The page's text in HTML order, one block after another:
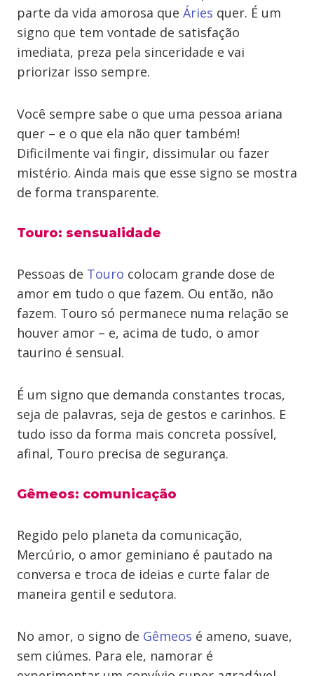
parte da vida amorosa que Áries quer. É um
signo que tem vontade de satisfação
imediata, preza pela sinceridade e vai
priorizar isso sempre.
Você sempre sabe o que uma pessoa ariana
quer – e o que ela não quer também!
Dificilmente vai fingir, dissimular ou fazer
mistério. Ainda mais que esse signo se mostra
de forma transparente.
Touro: sensualidade
Pessoas de Touro colocam grande dose de
amor em tudo o que fazem. Ou então, não
fazem. Touro só permanece numa relação se
houver amor – e, acima de tudo, o amor
taurino é sensual.
É um signo que demanda constantes trocas,
seja de palavras, seja de gestos e carinhos. E
tudo isso da forma mais concreta possível,
afinal, Touro precisa de segurança.
Gêmeos: comunicação
Regido pelo planeta da comunicação,
Mercúrio, o amor geminiano é pautado na
conversa e troca de ideias e curte falar de
maneira gentil e sedutora.
No amor, o signo de Gêmeos é ameno, suave,
sem ciúmes. Para ele, namorar é